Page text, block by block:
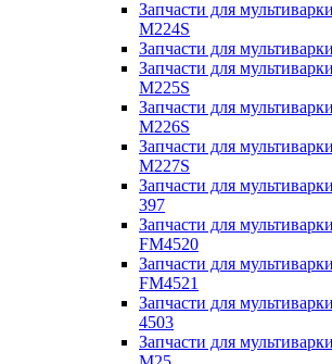
Запчасти для
M224S
Запчасти для
Запчасти для
M225S
Запчасти для
M226S
Запчасти для
M227S
Запчасти для
397
Запчасти для
FM4520
Запчасти для
FM4521
Запчасти для
4503
Запчасти для